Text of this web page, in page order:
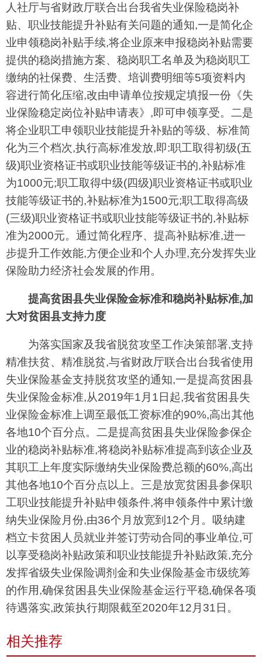
人社厅与省财政厅联合出台我省失业保险稳岗补
贴、职业技能提升补贴有关问题的通知,一是简化企
业申领稳岗补贴手续,将企业原来申报稳岗补贴需要
提供的稳岗措施方案、稳岗职工名单及为稳岗职工
缴纳的社保费、生活费、培训费明细等5项资料内
容进行简化压缩,改由申请单位按规定填报一份《失
业保险稳定岗位补贴申请表》,即可申领享受。二是
将企业职工申领职业技能提升补贴的等级、标准简
化为三个档次,执行高标准发放,即:职工取得初级(五
级)职业资格证书或职业技能等级证书的,补贴标准
为1000元;职工取得中级(四级)职业资格证书或职业
技能等级证书的,补贴标准为1500元;职工取得高级
(三级)职业资格证书或职业技能等级证书的,补贴标
准为2000元。通过简化程序、提高补贴标准,进一
步提升工作效能,方便企业和个人办理,充分发挥失业
保险助力经济社会发展的作用。
提高贫困县失业保险金标准和稳岗补贴标准,加
大对贫困县支持力度
为落实国家及我省脱贫攻坚工作决策部署,支持
精准扶贫、精准脱贫,与省财政厅联合出台我省使用
失业保险基金支持脱贫攻坚的通知,一是提高贫困县
失业保险金标准,从2019年1月1日起,我省贫困县失
业保险金标准上调至最低工资标准的90%,高出其他
各地10个百分点。二是提高贫困县失业保险参保企
业的稳岗补贴标准,将稳岗补贴标准提高到该企业及
其职工上年度实际缴纳失业保险费总额的60%,高出
其他各地10个百分点以上。三是放宽贫困县参保职
工职业技能提升补贴申领条件,将申领条件中累计缴
纳失业保险月份,由36个月放宽到12个月。吸纳建
档立卡贫困人员就业并签订劳动合同的事业单位,可
以享受稳岗补贴政策和职业技能提升补贴政策,充分
发挥省级失业保险调剂金和失业保险基金市级统筹
的作用,确保贫困县失业保险基金运行平稳,确保各项
待遇落实,政策执行期限截至2020年12月31日。
相关推荐